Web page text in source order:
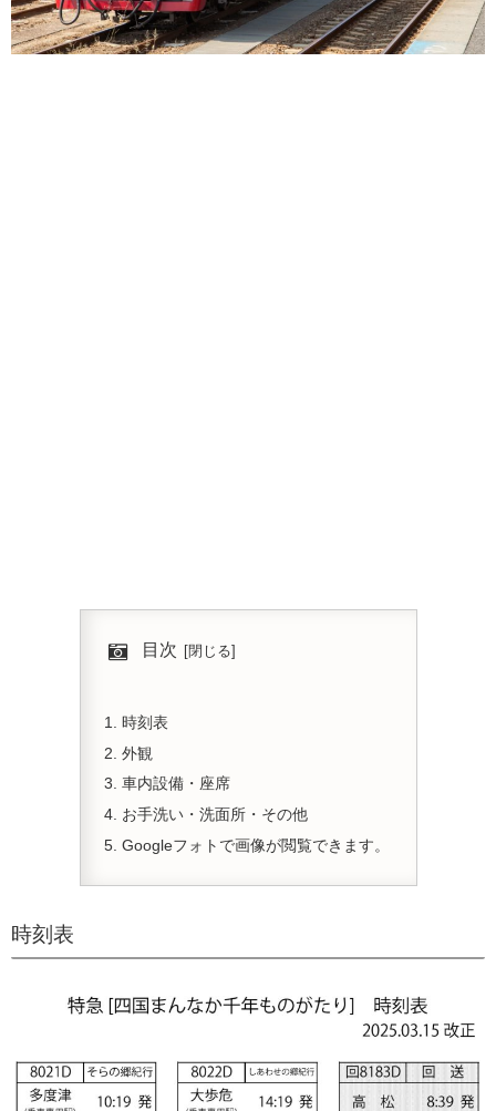
目次
時刻表
外観
車内設備・座席
お手洗い・洗面所・その他
Googleフォトで画像が閲覧できます。
時刻表